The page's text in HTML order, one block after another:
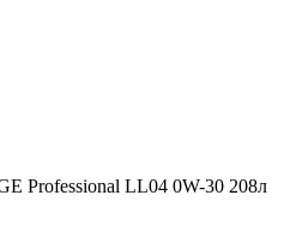
Professional LL04 0W-30 208л